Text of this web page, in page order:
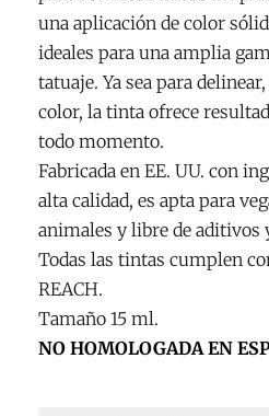
una aplicación de color
ideales para una amplia
tatuaje. Ya sea para
color, la tinta ofrece
todo momento.
Fabricada en EE. UU. con
alta calidad, es apta para
animales y libre de aditivos
Todas las tintas cumplen
REACH.
Tamaño 15 ml.
NO HOMOLOGADA EN